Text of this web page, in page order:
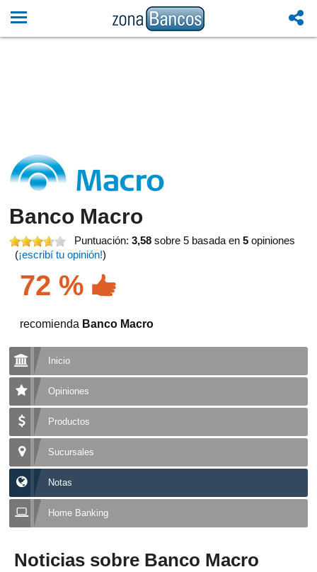
Banco Macro
Puntuación:3,58 sobre 5 basada en5 opiniones
(¡escribí tu opinión!)
72 %
recomienda Banco Macro
Inicio
Opiniones
Productos
Sucursales
Notas
Home Banking
Noticias sobre Banco Macro